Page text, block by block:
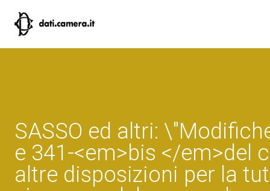
SASSO ed altri:
e 341-<em>bis </em>del
altre disposizioni per la